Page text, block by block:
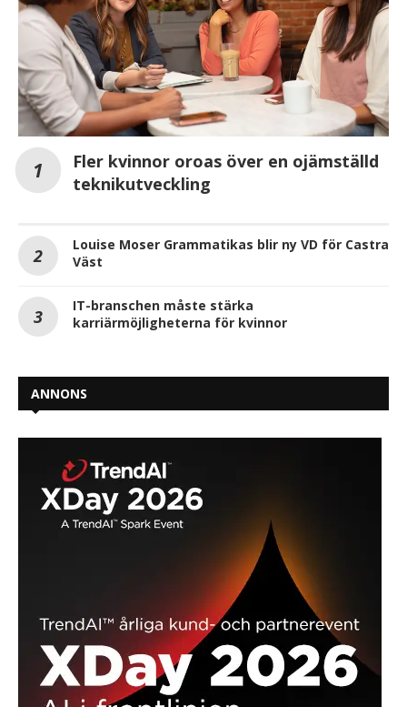
Fler kvinnor oroas över en ojämställd
teknikutveckling
Louise Moser Grammatikas blir ny VD för Castra
Väst
IT-branschen måste stärka
karriärmöjligheterna för kvinnor
ANNONS